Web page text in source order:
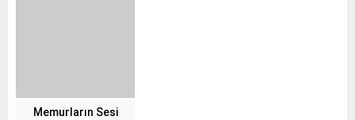
Memurların Sesi